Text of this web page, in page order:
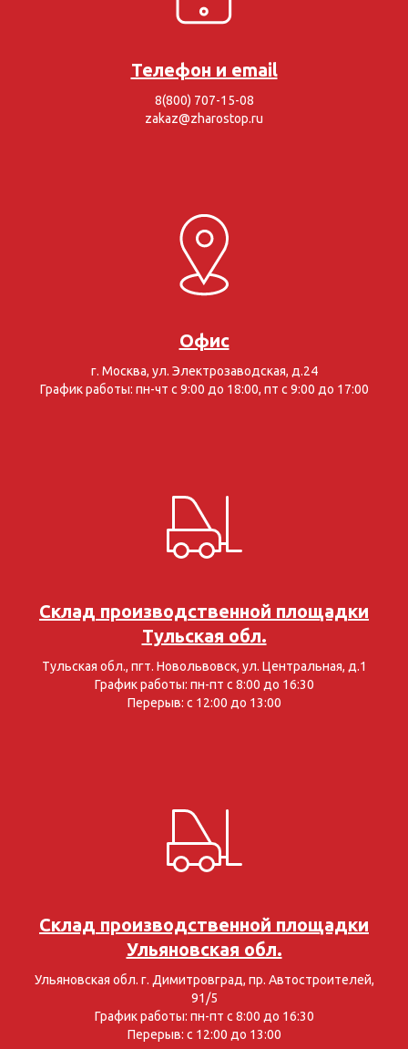
Телефон и email
8(800) 707-15-08
zakaz@zharostop.ru
Офис
г. Москва, ул. Электрозаводская, д.24
График работы: пн-чт с 9:00 до 18:00, пт с 9:00 до 17:00
Склад производственной площадки
Тульская обл.
Тульская обл., пгт. Новольвовск, ул. Центральная, д.1
График работы: пн-пт с 8:00 до 16:30
Перерыв: с 12:00 до 13:00
Склад производственной площадки
Ульяновская обл.
Ульяновская обл. г. Димитровград, пр. Автостроителей,
91/5
График работы: пн-пт с 8:00 до 16:30
Перерыв: с 12:00 до 13:00